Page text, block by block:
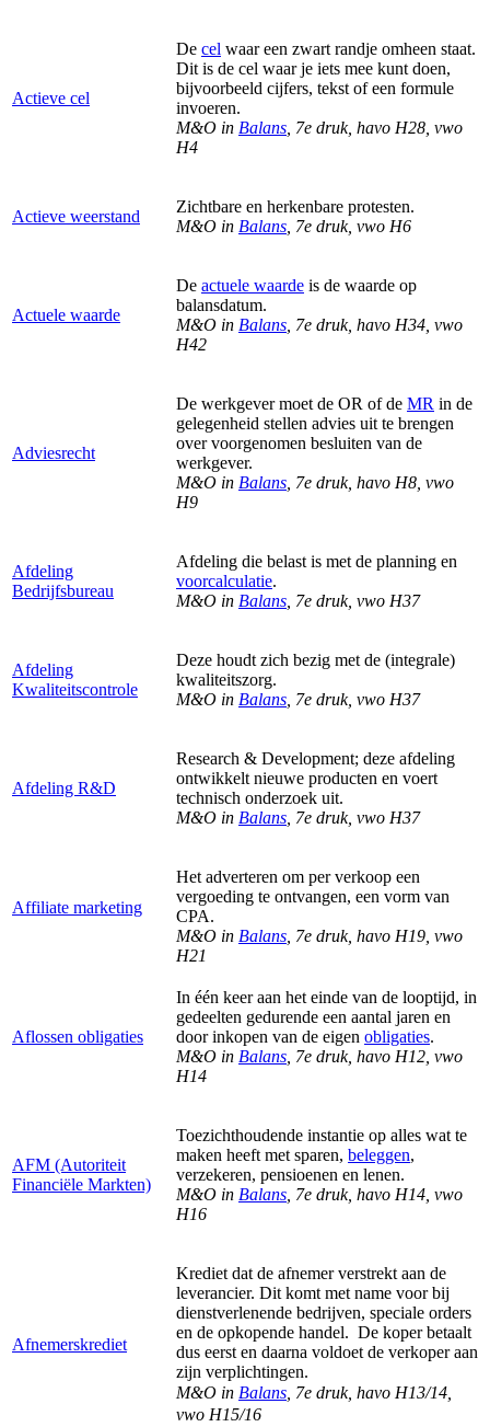
Actieve cel
De cel waar een zwart randje omheen staat.
Dit is de cel waar je iets mee kunt doen,
bijvoorbeeld cijfers, tekst of een formule
invoeren.
M&O in Balans , 7e druk, havo H28, vwo
H4
Actieve weerstand
Zichtbare en herkenbare protesten.
M&O in Balans , 7e druk, vwo H6
Actuele waarde
De actuele waarde is de waarde op
balansdatum.
M&O in Balans , 7e druk, havo H34, vwo
H42
Adviesrecht
De werkgever moet de OR of de MR in de
gelegenheid stellen advies uit te brengen
over voorgenomen besluiten van de
werkgever.
M&O in Balans , 7e druk, havo H8, vwo
H9
Afdeling
Bedrijfsbureau
Afdeling die belast is met de planning en
voorcalculatie.
M&O in Balans , 7e druk, vwo H37
Afdeling
Kwaliteitscontrole
Deze houdt zich bezig met de (integrale)
kwaliteitszorg.
M&O in Balans , 7e druk, vwo H37
Afdeling R&D
Research & Development; deze afdeling
ontwikkelt nieuwe producten en voert
technisch onderzoek uit.
M&O in Balans , 7e druk, vwo H37
Affiliate marketing
Het adverteren om per verkoop een
vergoeding te ontvangen, een vorm van
CPA.
M&O in Balans , 7e druk, havo H19, vwo
H21
Aflossen obligaties
In één keer aan het einde van de looptijd, in
gedeelten gedurende een aantal jaren en
door inkopen van de eigen obligaties.
M&O in Balans , 7e druk, havo H12, vwo
H14
AFM (Autoriteit
Financiële Markten)
Toezichthoudende instantie op alles wat te
maken heeft met sparen, beleggen,
verzekeren, pensioenen en lenen.
M&O in Balans , 7e druk, havo H14, vwo
H16
Afnemerskrediet
Krediet dat de afnemer verstrekt aan de
leverancier. Dit komt met name voor bij
dienstverlenende bedrijven, speciale orders
en de opkopende handel. De koper betaalt
dus eerst en daarna voldoet de verkoper aan
zijn verplichtingen.
M&O in Balans , 7e druk, havo H13/14,
vwo H15/16